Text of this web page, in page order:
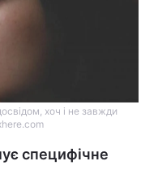
хоч і не завжди
специфічне